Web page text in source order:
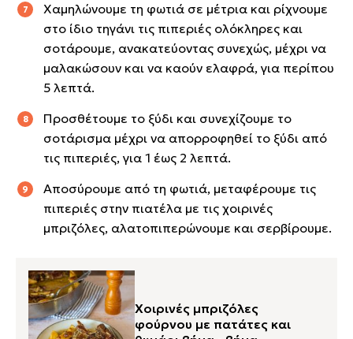
Χαμηλώνουμε τη φωτιά σε μέτρια και ρίχνουμε
στο ίδιο τηγάνι τις πιπεριές ολόκληρες και
σοτάρουμε, ανακατεύοντας συνεχώς, μέχρι να
μαλακώσουν και να καούν ελαφρά, για περίπου
5 λεπτά.
Προσθέτουμε το ξύδι και συνεχίζουμε το
σοτάρισμα μέχρι να απορροφηθεί το ξύδι από
τις πιπεριές, για 1 έως 2 λεπτά.
Αποσύρουμε από τη φωτιά, μεταφέρουμε τις
πιπεριές στην πιατέλα με τις χοιρινές
μπριζόλες, αλατοπιπερώνουμε και σερβίρουμε.
Χοιρινές μπριζόλες
φούρνου με πατάτες και